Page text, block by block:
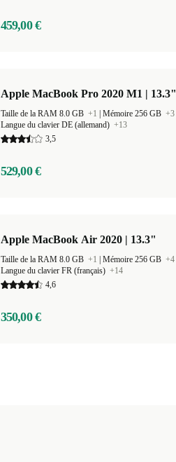
459,00 €
Apple MacBook Pro 2020 M1 | 13.3"
Taille de la RAM 8.0 GB +1 Mémoire 256 GB +3
Langue du clavier DE (allemand) +13
3,5
529,00 €
Apple MacBook Air 2020 | 13.3"
Taille de la RAM 8.0 GB +1 Mémoire 256 GB +4
Langue du clavier FR (français) +14
4,6
350,00 €